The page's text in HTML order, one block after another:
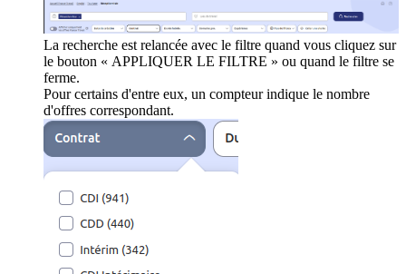
La recherche est relancée avec le filtre quand vous cliquez sur
le bouton « APPLIQUER LE FILTRE » ou quand le filtre se
ferme.
Pour certains d'entre eux, un compteur indique le nombre
d'offres correspondant.